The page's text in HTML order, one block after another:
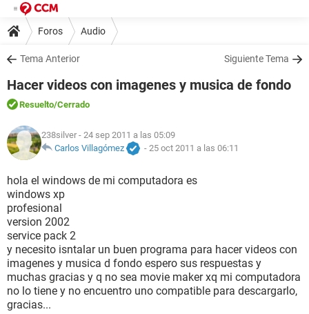
Foros Audio
Tema Anterior Siguiente Tema
Hacer videos con imagenes y musica de fondo
Resuelto/Cerrado
238silver - 24 sep 2011 a las 05:09
Carlos Villagómez
- 25 oct 2011 a las 06:11
hola el windows de mi computadora es
windows xp
profesional
version 2002
service pack 2
y necesito isntalar un buen programa para hacer videos con
imagenes y musica d fondo espero sus respuestas y
muchas gracias y q no sea movie maker xq mi computadora
no lo tiene y no encuentro uno compatible para descargarlo,
gracias...